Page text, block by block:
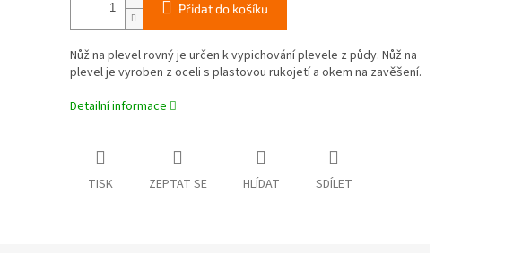
Přidat do košíku
Nůž na plevel rovný je určen k vypichování plevele z půdy. Nůž na
plevel je vyroben z oceli s plastovou rukojetí a okem na zavěšení.
Detailní informace
TISK ZEPTAT SE HLÍDAT SDÍLET